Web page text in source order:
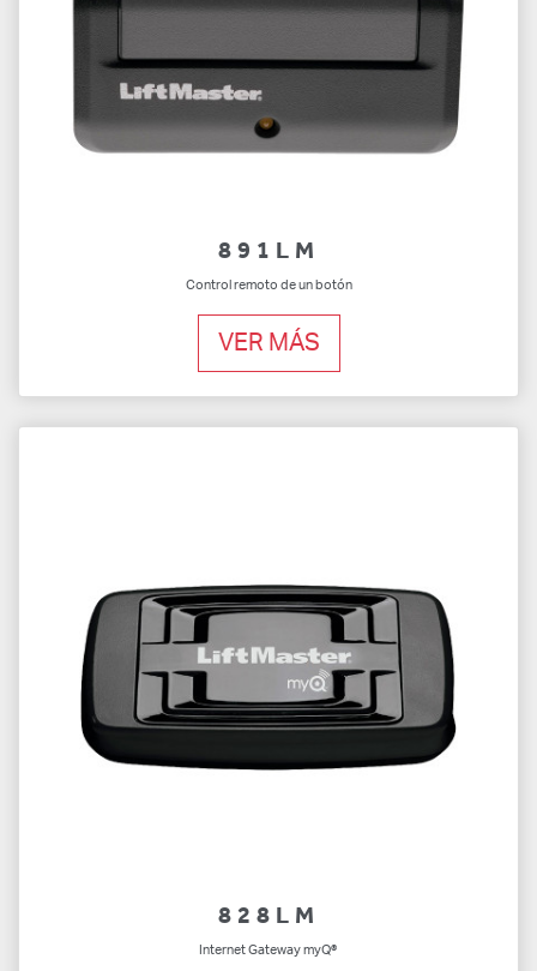
891LM
Control remoto de un botón
VER MÁS
828LM
Internet Gateway myQ®